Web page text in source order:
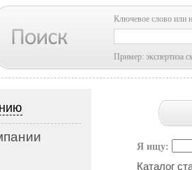
Ключевое слово или
Пример: экспертиза
Я ищу:
Каталог